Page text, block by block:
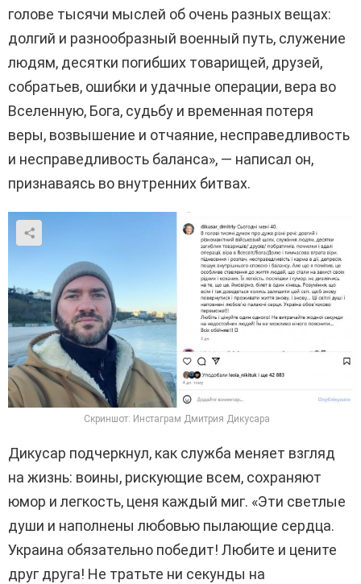
голове тысячи мыслей об очень разных вещах:
долгий и разнообразный военный путь, служение
людям, десятки погибших товарищей, друзей,
собратьев, ошибки и удачные операции, вера во
Вселенную, Бога, судьбу и временная потеря
веры, возвышение и отчаяние, несправедливость
и несправедливость баланса», — написал он,
признаваясь во внутренних битвах.
Скриншот: Инстаграм Дмитрия Дикусара
Дикусар подчеркнул, как служба меняет взгляд
на жизнь: воины, рискующие всем, сохраняют
юмор и легкость, ценя каждый миг. «Эти светлые
души и наполнены любовью пылающие сердца.
Украина обязательно победит! Любите и цените
друг друга! Не тратьте ни секунды на